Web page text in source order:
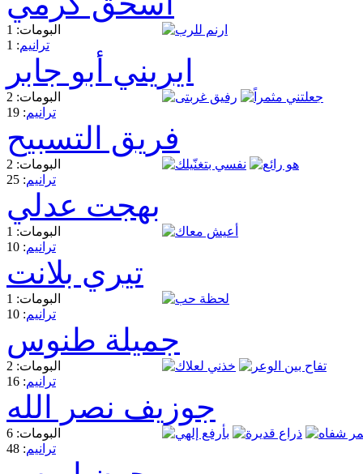
البومات: 1
ترانيم: 1
ايريني أبو جابر
البومات: 2
ترانيم: 19
فريق التسبيح
البومات: 2
ترانيم: 25
بهجت عدلي
البومات: 1
ترانيم: 10
تيري بلانت
البومات: 1
ترانيم: 10
جميلة طنوس
البومات: 2
ترانيم: 16
جوزيف نصر الله
البومات: 6
ترانيم: 48